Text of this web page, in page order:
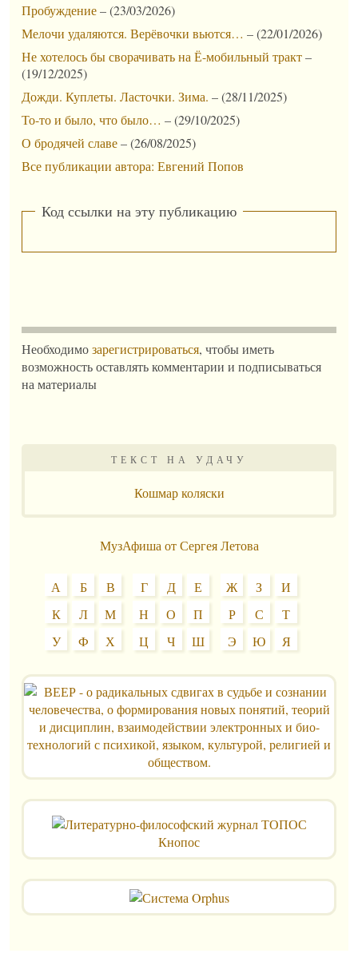
Пробуждение–(23/03/2026)
Мелочи удаляются. Верёвочки вьются… –(22/01/2026)
Не хотелось бы сворачивать на Ё-мобильный тракт–
(19/12/2025)
Дожди. Куплеты. Ласточки. Зима. –(28/11/2025)
То-то и было, что было… –(29/10/2025)
О бродячей славе–(26/08/2025)
Все публикации автора: Евгений Попов
Код ссылки на эту публикацию
Необходимозарегистрироваться, чтобы иметь
возможность оставлять комментарии и подписываться
на материалы
ТЕКСТ НА УДАЧУ
Кошмар коляски
МузАфиша от Сергея Летова
А Б В Г Д Е Ж З
И
К
Л М Н О П Р С
Т
У
Ф Х Ц Ч Ш Э Ю Я
Кнопос